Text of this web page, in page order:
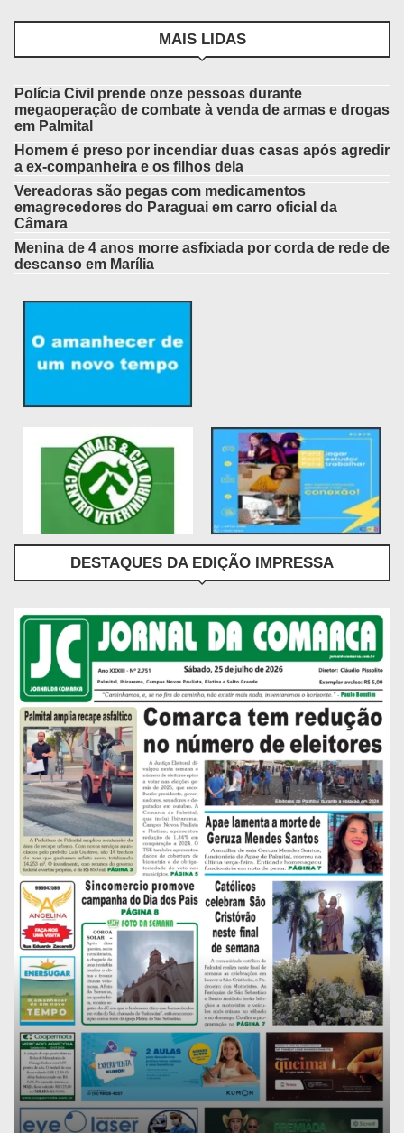
MAIS LIDAS
Polícia Civil prende onze pessoas durante
megaoperação de combate à venda de armas e drogas
em Palmital
Homem é preso por incendiar duas casas após agredir
a ex-companheira e os filhos dela
Vereadoras são pegas com medicamentos
emagrecedores do Paraguai em carro oficial da
Câmara
Menina de 4 anos morre asfixiada por corda de rede de
descanso em Marília
DESTAQUES DA EDIÇÃO IMPRESSA